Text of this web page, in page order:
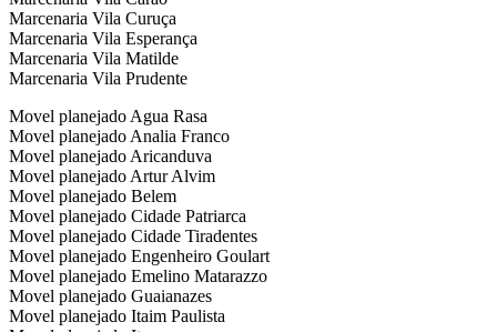
Marcenaria Vila Curuça
Marcenaria Vila Esperança
Marcenaria Vila Matilde
Marcenaria Vila Prudente
Movel planejado Agua Rasa
Movel planejado Analia Franco
Movel planejado Aricanduva
Movel planejado Artur Alvim
Movel planejado Belem
Movel planejado Cidade Patriarca
Movel planejado Cidade Tiradentes
Movel planejado Engenheiro Goulart
Movel planejado Emelino Matarazzo
Movel planejado Guaianazes
Movel planejado Itaim Paulista